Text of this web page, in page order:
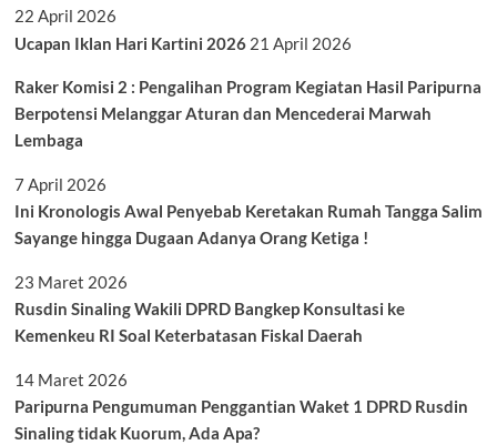
22 April 2026
Ucapan Iklan Hari Kartini 2026 21 April 2026
Raker Komisi 2 : Pengalihan Program Kegiatan Hasil Paripurna
Berpotensi Melanggar Aturan dan Mencederai Marwah
Lembaga
7 April 2026
Ini Kronologis Awal Penyebab Keretakan Rumah Tangga Salim
Sayange hingga Dugaan Adanya Orang Ketiga !
23 Maret 2026
Rusdin Sinaling Wakili DPRD Bangkep Konsultasi ke
Kemenkeu RI Soal Keterbatasan Fiskal Daerah
14 Maret 2026
Paripurna Pengumuman Penggantian Waket 1 DPRD Rusdin
Sinaling tidak Kuorum, Ada Apa?